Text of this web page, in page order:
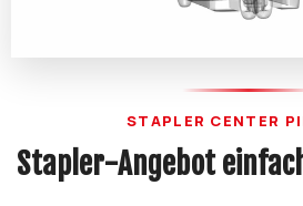
STAPLER CENTER
Stapler-Angebot